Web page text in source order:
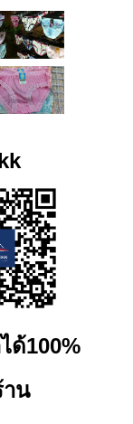
ด้100%
าน